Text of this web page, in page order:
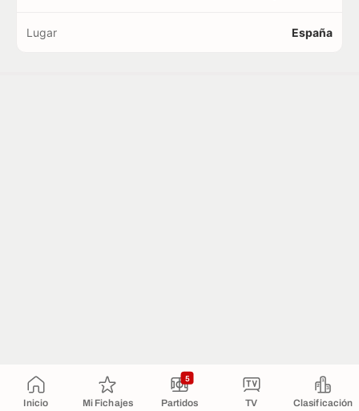
Inicio Mi Fichajes Partidos
5
TV Clasificación
Lugar España